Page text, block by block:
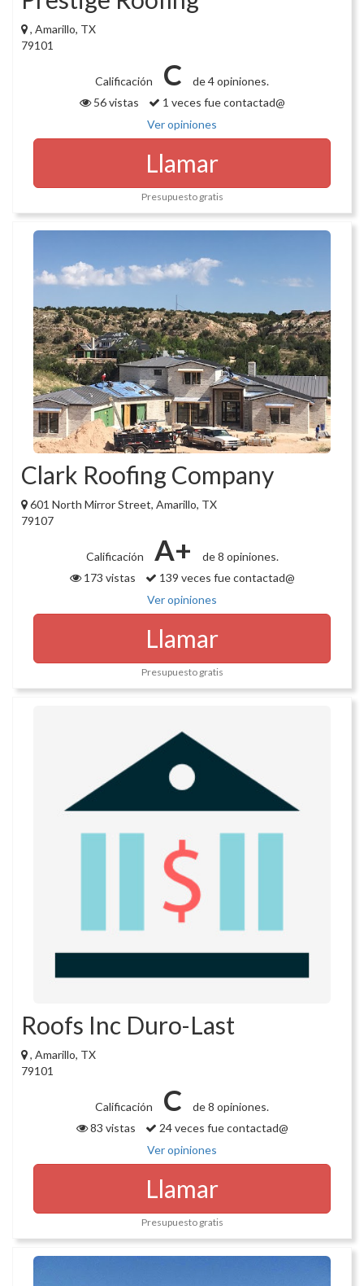
, Amarillo, TX
79101
Calificación C
de 4 opiniones.
56 vistas
1 veces fue contactad@
Ver opiniones
Llamar
Presupuesto gratis
Clark Roofing Company
601 North Mirror Street, Amarillo, TX
79107
Calificación A+
de 8 opiniones.
173 vistas
139 veces fue contactad@
Ver opiniones
Llamar
Presupuesto gratis
Roofs Inc Duro-Last
, Amarillo, TX
79101
Calificación C
de 8 opiniones.
83 vistas
24 veces fue contactad@
Ver opiniones
Llamar
Presupuesto gratis